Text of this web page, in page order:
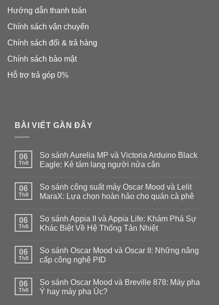
Hướng dẫn thanh toán
Chính sách vận chuyển
Chính sách đổi & trả hàng
Chính sách bảo mật
Hỗ trợ trả góp 0%
BÀI VIẾT GẦN ĐÂY
06
Th8
So sánh Aurelia MP và Victoria Arduino Black
Eagle: Kẻ tám lạng người nửa cân
bình
luận
ở
Aurelia
MP
và
Black
Eagle:
Kẻ
người
nửa
cân
06
Th8
So sánh công suất máy Oscar Mood và Lelit
MaraX: Lựa chọn hoàn hảo cho quán cà phê
bình
luận
ở
công
suất
máy
và
Lelit
MaraX:
06
Th8
So sánh Appia II và Appia Life: Khám Phá Sự
Khác Biệt Về Hệ Thống Tản Nhiệt
bình
luận
ở
Appia
II
và
06
Th8
So sánh Oscar Mood và Oscar II: Những nâng
cấp công nghệ PID
bình
luận
ở
06
Th8
So sánh Oscar Mood và Breville 878: Máy pha
Ý hay máy pha Úc?